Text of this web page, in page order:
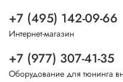
+7 (495) 142-09-66
Интернет-магазин
+7 (977) 307-41-35
Оборудование для тюнинга